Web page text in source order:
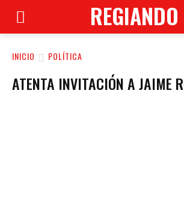
REGIANDO
INICIO POLÍTICA
ATENTA INVITACIÓN A JAIME